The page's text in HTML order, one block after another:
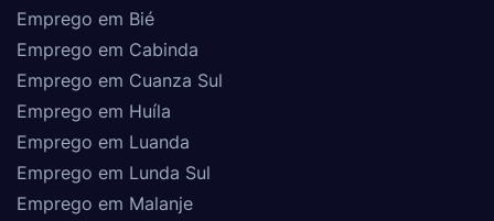
Emprego em Bié
Emprego em Cabinda
Emprego em Cuanza Sul
Emprego em Huíla
Emprego em Luanda
Emprego em Lunda Sul
Emprego em Malanje